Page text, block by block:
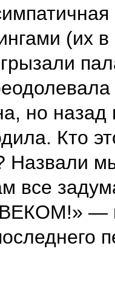
(их
но
Кто
Назвали
все
—